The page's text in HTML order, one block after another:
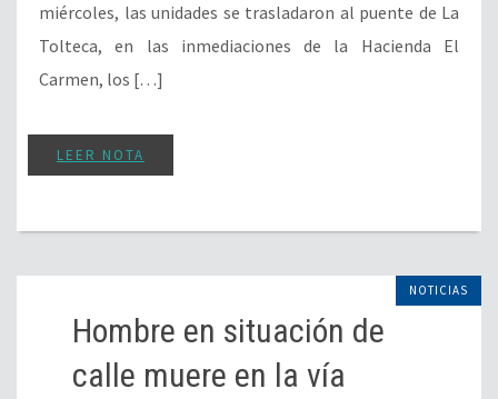
miércoles, las unidades se trasladaron al puente de La
Tolteca, en las inmediaciones de la Hacienda El
Carmen, los […]
LEER NOTA
NOTICIAS
Hombre en situación de
calle muere en la vía